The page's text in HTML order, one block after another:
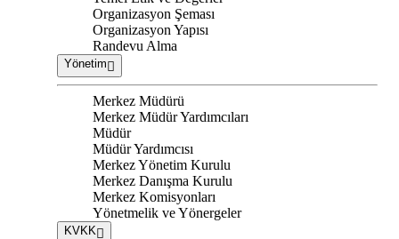
Organizasyon Şeması
Organizasyon Yapısı
Randevu Alma
Yönetim
Merkez Müdürü
Merkez Müdür Yardımcıları
Müdür
Müdür Yardımcısı
Merkez Yönetim Kurulu
Merkez Danışma Kurulu
Merkez Komisyonları
Yönetmelik ve Yönergeler
KVKK